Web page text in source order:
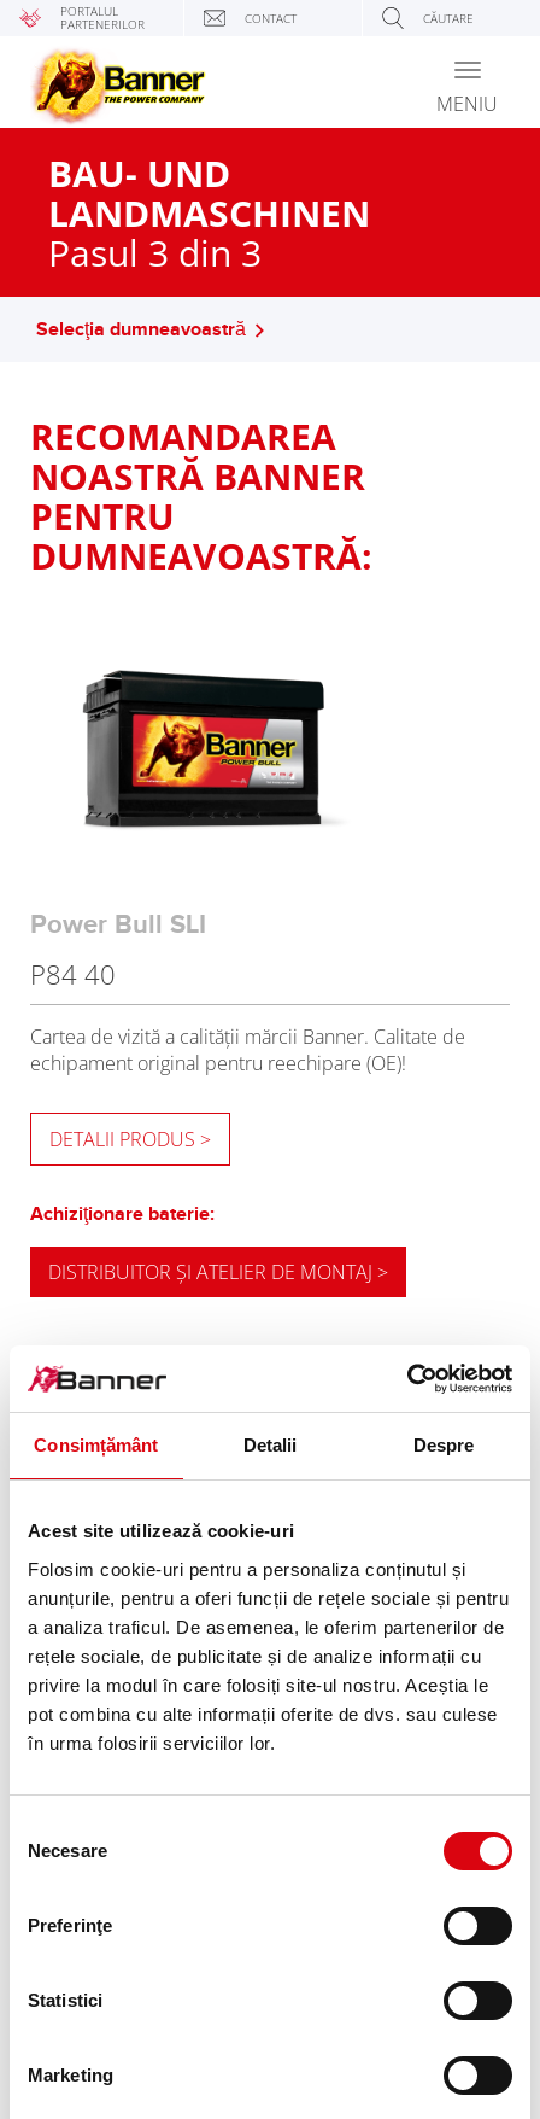
Consimțământ Detalii Despre
Acest site utilizează cookie-uri
Folosim cookie-uri pentru a personaliza conținutul și
anunțurile, pentru a oferi funcții de rețele sociale și pentru
a analiza traficul. De asemenea, le oferim partenerilor de
rețele sociale, de publicitate și de analize informații cu
privire la modul în care folosiți site-ul nostru. Aceștia le
pot combina cu alte informații oferite de dvs. sau culese
în urma folosirii serviciilor lor.
consimțământului
Necesare
Preferinţe
Statistici
Marketing
PORTALUL
PARTENERILOR CONTACT CĂUTARE
Toggle
MENIU
BAU- UND
LANDMASCHINEN
Pasul 3 din 3
Selecţia dumneavoastră
RECOMANDAREA
NOASTRĂ BANNER
PENTRU
DUMNEAVOASTRĂ:
Power Bull SLI
P84 40
Cartea de vizită a calităţii mărcii Banner. Calitate de
echipament original pentru reechipare (OE)!
DETALII PRODUS >
Achiziţionare baterie:
DISTRIBUITOR ŞI ATELIER DE MONTAJ >
CAPACITATE
Recomandarea noastră pentru autovehicule cu
consum energetic ridicat, respectiv cerinţe
ridicate cu privire la pornirea la rece.
DETALII PRODUS >
AGM 580 01
RECOMANDAREA NOASTRĂ PENTRU
REECHIPARE